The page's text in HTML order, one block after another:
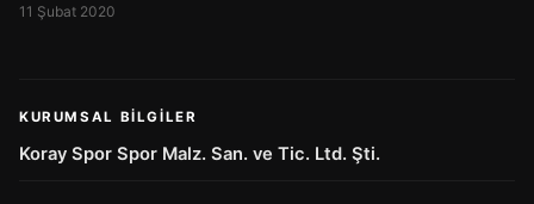
11 Şubat 2020
KURUMSAL BILGILER
Koray Spor Spor Malz. San. ve Tic. Ltd. Şti.